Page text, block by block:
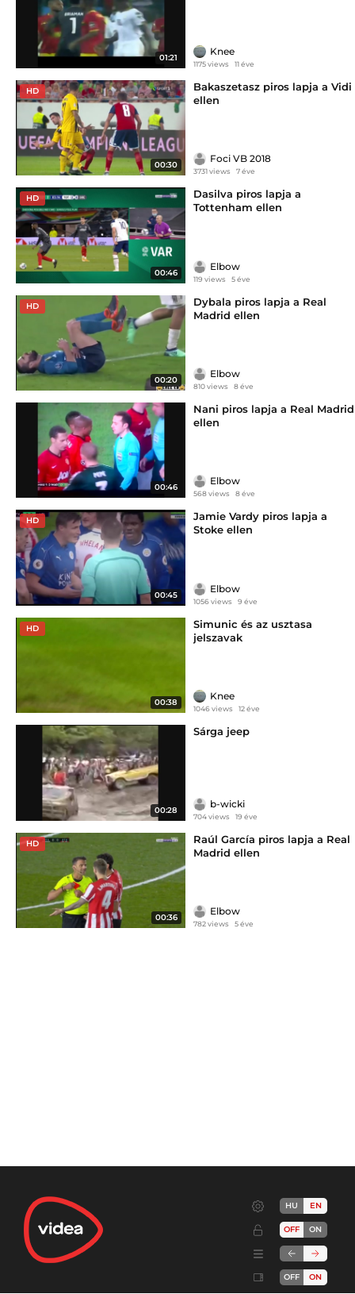
01:21
Knee
1175 views 11 éve
HD
00:30
Bakaszetasz piros lapja a Vidi
ellen
Foci VB 2018
3731 views 7 éve
HD
00:46
Dasilva piros lapja a
Tottenham ellen
Elbow
119 views 5 éve
HD
00:20
Dybala piros lapja a Real
Madrid ellen
Elbow
810 views 8 éve
00:46
Nani piros lapja a Real Madrid
ellen
Elbow
568 views 8 éve
HD
00:45
Jamie Vardy piros lapja a
Stoke ellen
Elbow
1056 views 9 éve
HD
00:38
Simunic és az usztasa
jelszavak
Knee
1046 views 12 éve
00:28
Sárga jeep
b-wicki
704 views 19 éve
HD
00:36
Raúl García piros lapja a Real
Madrid ellen
Elbow
782 views 5 éve
HU EN
OFF ON
OFF ON